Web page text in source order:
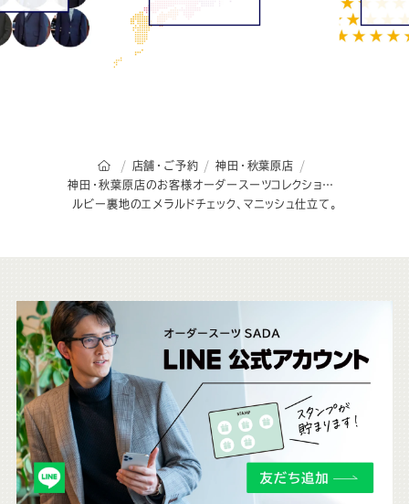
オーダースーツSADAのトップページ
店舗・ご予約
神田・秋葉原店
神田・秋葉原店のお客様オーダースーツコレクション
ルビー裏地のエメラルドチェック、マニッシュ仕立て。
こ
ち
ら
も
チ